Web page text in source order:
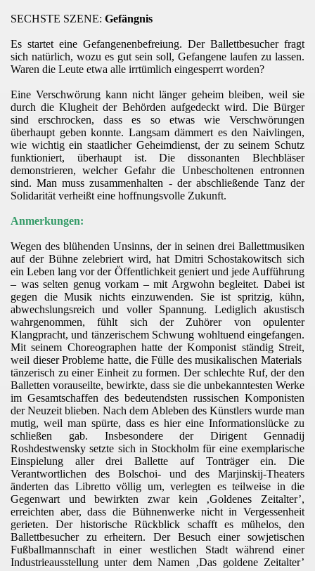
SECHSTE SZENE: Gefängnis
Es startet eine Gefangenenbefreiung. Der Ballettbesucher fragt
sich natürlich, wozu es gut sein soll, Gefangene laufen zu lassen.
Waren die Leute etwa alle irrtümlich eingesperrt worden?
Eine Verschwörung kann nicht länger geheim bleiben, weil sie
durch die Klugheit der Behörden aufgedeckt wird. Die Bürger
sind erschrocken, dass es so etwas wie Verschwörungen
überhaupt geben konnte. Langsam dämmert es den Naivlingen,
wie wichtig ein staatlicher Geheimdienst, der zu seinem Schutz
funktioniert, überhaupt ist. Die dissonanten Blechbläser
demonstrieren, welcher Gefahr die Unbescholtenen entronnen
sind. Man muss zusammenhalten - der abschließende Tanz der
Solidarität verheißt eine hoffnungsvolle Zukunft.
Anmerkungen:
Wegen des blühenden Unsinns, der in seinen drei Ballettmusiken
auf der Bühne zelebriert wird, hat Dmitri Schostakowitsch sich
ein Leben lang vor der Öffentlichkeit geniert und jede Aufführung
– was selten genug vorkam – mit Argwohn begleitet. Dabei ist
gegen die Musik nichts einzuwenden. Sie ist spritzig, kühn,
abwechslungsreich und voller Spannung. Lediglich akustisch
wahrgenommen, fühlt sich der Zuhörer von opulenter
Klangpracht, und tänzerischem Schwung wohltuend eingefangen.
Mit seinem Choreographen hatte der Komponist ständig Streit,
weil dieser Probleme hatte, die Fülle des musikalischen Materials
tänzerisch zu einer Einheit zu formen. Der schlechte Ruf, der den
Balletten vorauseilte, bewirkte, dass sie die unbekanntesten Werke
im Gesamtschaffen des bedeutendsten russischen Komponisten
der Neuzeit blieben. Nach dem Ableben des Künstlers wurde man
mutig, weil man spürte, dass es hier eine Informationslücke zu
schließen gab. Insbesondere der Dirigent Gennadij
Roshdestwensky setzte sich in Stockholm für eine exemplarische
Einspielung aller drei Ballette auf Tonträger ein. Die
Verantwortlichen des Bolschoi- und des Marjinskij-Theaters
änderten das Libretto völlig um, verlegten es teilweise in die
Gegenwart und bewirkten zwar kein ‚Goldenes Zeitalter’,
erreichten aber, dass die Bühnenwerke nicht in Vergessenheit
gerieten. Der historische Rückblick schafft es mühelos, den
Ballettbesucher zu erheitern. Der Besuch einer sowjetischen
Fußballmannschaft in einer westlichen Stadt während einer
Industrieausstellung unter dem Namen ‚Das goldene Zeitalter’